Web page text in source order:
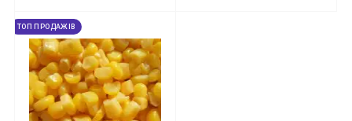
ТОП ПРОДАЖІВ